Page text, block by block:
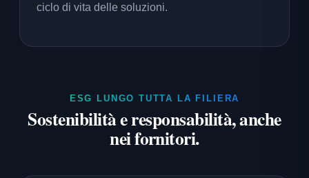
ciclo di vita delle soluzioni.
ESG LUNGO TUTTA LA FILIERA
Sostenibilità e responsabilità, anche
nei fornitori.